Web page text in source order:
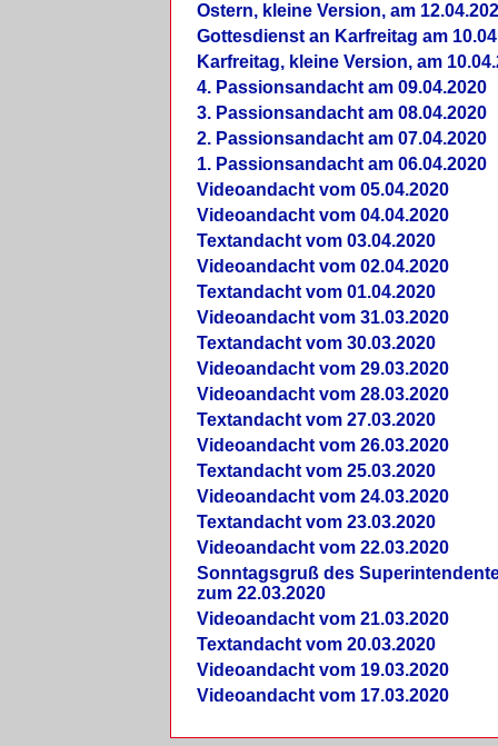
Ostern, kleine Version, am
Gottesdienst an Karfreitag am
Karfreitag, kleine Version, am
4. Passionsandacht am 09.04.2020
3. Passionsandacht am 08.04.2020
2. Passionsandacht am 07.04.2020
1. Passionsandacht am 06.04.2020
Videoandacht vom 05.04.2020
Videoandacht vom 04.04.2020
Textandacht vom 03.04.2020
Videoandacht vom 02.04.2020
Textandacht vom 01.04.2020
Videoandacht vom 31.03.2020
Textandacht vom 30.03.2020
Videoandacht vom 29.03.2020
Videoandacht vom 28.03.2020
Textandacht vom 27.03.2020
Videoandacht vom 26.03.2020
Textandacht vom 25.03.2020
Videoandacht vom 24.03.2020
Textandacht vom 23.03.2020
Videoandacht vom 22.03.2020
Sonntagsgruß des
zum 22.03.2020
Videoandacht vom 21.03.2020
Textandacht vom 20.03.2020
Videoandacht vom 19.03.2020
Videoandacht vom 17.03.2020